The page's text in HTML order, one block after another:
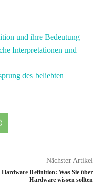
und ihre Bedeutung
Interpretationen und
des beliebten
Nächster Artikel
Hardware Definition: Was Sie über
Hardware wissen sollten